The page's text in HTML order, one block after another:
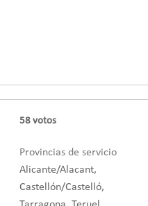
58votos
Provincias de servicio
Alicante/Alacant,
Castellón/Castelló,